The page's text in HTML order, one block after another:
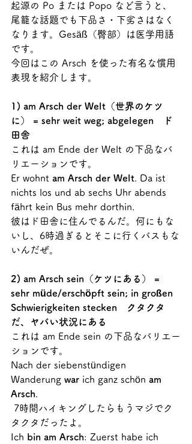
起源の Po または Popo など言うと、
尾籠な話題でも下品さ・下劣さはなく
なります。Gesäß（臀部）は医学用語
です。
今回はこの Arsch を使った有名な慣用
表現を紹介します。
1) am Arsch der Welt（世界のケツ
に） = sehr weit weg; abgelegen　ド
田舎
これは am Ende der Welt の下品なバ
リエーションです。
Er wohnt am Arsch der Welt . Da ist
nichts los und ab sechs Uhr abends
fährt kein Bus mehr dorthin.
彼はド田舎に住んでるんだ。何にもな
いし、6時過ぎるとそこに行くバスもな
いんだぜ。
2) am Arsch sein（ケツにある） =
sehr müde/erschöpft sein; in großen
Schwierigkeiten stecken　クタクタ
だ、ヤバい状況にある
これは am Ende sein の下品なバリエー
ションです。
Nach der siebenstündigen
Wanderung war ich ganz schön am
Arsch
タクタだったよ。
Ich bin am Arsch: Zuerst habe ich